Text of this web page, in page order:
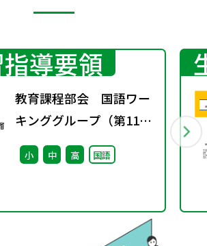
導要領
教育課程部会 国語ワー
キンググループ（第11
回） 配付資料
小 中 高 国語